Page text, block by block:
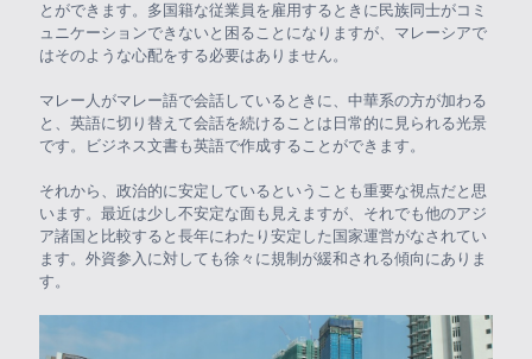
とができます。多国籍な従業員を雇用するときに民族同士がコミ
ュニケーションできないと困ることになりますが、マレーシアで
はそのような心配をする必要はありません。
マレー人がマレー語で会話しているときに、中華系の方が加わる
と、英語に切り替えて会話を続けることは日常的に見られる光景
です。ビジネス文書も英語で作成することができます。
それから、政治的に安定しているということも重要な視点だと思
います。最近は少し不安定な面も見えますが、それでも他のアジ
ア諸国と比較すると長年にわたり安定した国家運営がなされてい
ます。外資参入に対しても徐々に規制が緩和される傾向にありま
す。